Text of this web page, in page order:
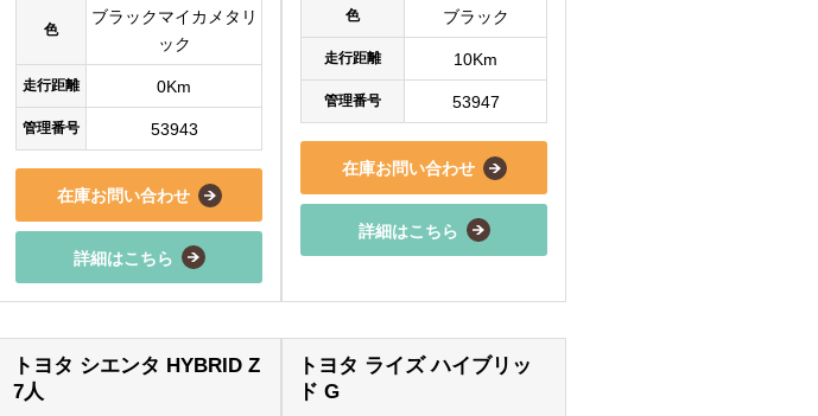
色
ブラックマイカメタリ
ック
走行距離 0Km
管理番号 53943
在庫お問い合わせ
詳細はこちら
色 ブラック
走行距離 10Km
管理番号 53947
在庫お問い合わせ
詳細はこちら
トヨタ シエンタ HYBRID Z
7人
トヨタ ライズ ハイブリッ
ド G